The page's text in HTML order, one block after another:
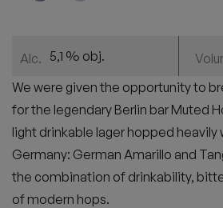
Alc. 5,1 % obj.
We were given the opportunity to
for the legendary Berlin bar Muted
light drinkable lager hopped heavily
Germany: German Amarillo and
the combination of drinkability,
of modern hops.